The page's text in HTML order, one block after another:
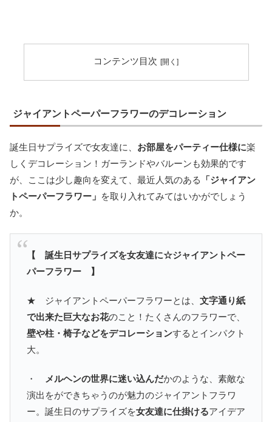
コンテンツ目次
ジャイアントペーパーフラワーのデコレーション
誕生日サプライズで女友達に、 お部屋をパーティー仕様に楽
しくデコレーション！ガーランドやバルーンも効果的です
が、ここは少し趣向を変えて、最近人気のある
「ジャイアン
トペーパーフラワー」 を取り入れてみてはいかがでしょう
か。
【 誕生日サプライズを女友達に☆ジャイアントペー
パーフラワー 】
★ ジャイアントペーパーフラワーとは、 文字通り紙
で出来た巨大なお花のこと！たくさんのフラワーで、
壁や柱・椅子などをデコレーションするとインパクト
大。
・ メルヘンの世界に迷い込んだかのような、素敵な
演出をができちゃうのが魅力のジャイアントフラワ
ー。誕生日のサプライズを女友達に仕掛けるアイデア